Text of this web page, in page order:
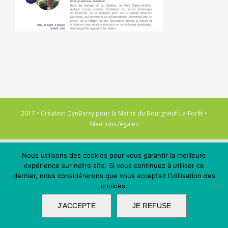
2017 • Création DynBerry pour la Mairie du Bourgneuf-La-Forêt •
Mentions légales
Nous utilisons des cookies pour vous garantir la meilleure
expérience sur notre site. Si vous continuez à utiliser ce
dernier, nous considérerons que vous acceptez l'utilisation des
cookies.
J'ACCEPTE JE REFUSE